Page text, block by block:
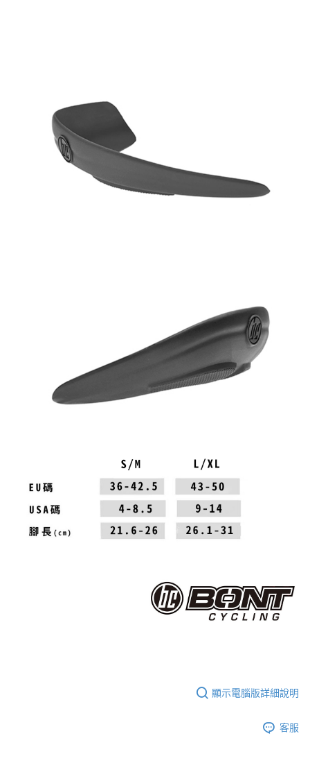
顯示電腦版詳細說明
客服